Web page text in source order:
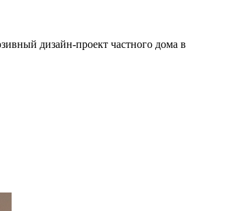
дизайн-проект частного дома в